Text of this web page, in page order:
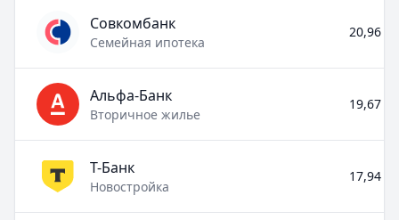
Совкомбанк
Семейная ипотека
20,96 %
Альфа-Банк
Вторичное жилье
19,67
Т-Банк
Новостройка
17,94